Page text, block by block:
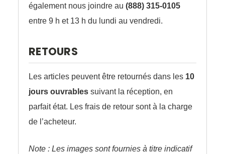
également nous joindre au (888) 315-0105
entre 9 h et 13 h du lundi au vendredi.
RETOURS
Les articles peuvent être retournés dans les 10
jours ouvrables suivant la réception, en
parfait état. Les frais de retour sont à la charge
de l’acheteur.
Note : Les images sont fournies à titre indicatif